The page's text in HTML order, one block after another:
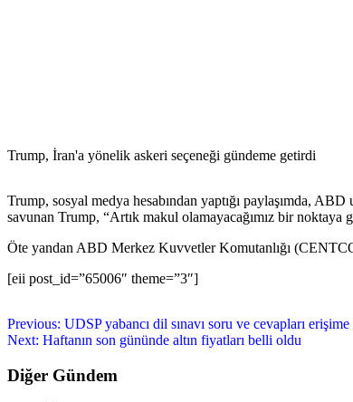
Trump, İran'a yönelik askeri seçeneği gündeme getirdi
Trump, sosyal medya hesabından yaptığı paylaşımda, ABD
savunan Trump, “Artık makul olamayacağımız bir
Öte yandan ABD Merkez Kuvvetler Komutanlığı
[eii post_id=”65006″ theme=”3″]
Previous: UDSP yabancı dil sınavı soru ve cevapları erişime
Next: Haftanın son gününde altın fiyatları belli oldu
Diğer Gündem